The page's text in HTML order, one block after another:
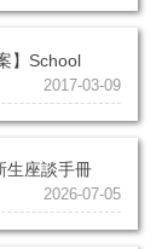
】School
2017-03-09
生座談手冊
2026-07-05